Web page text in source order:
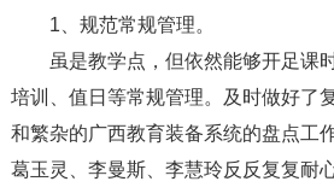
1、规范常规管理。
虽是教学点，但依然能够开足课
培训、值日等常规管理。及时做好了
和繁杂的广西教育装备系统的盘点工
葛玉灵、李曼斯、李慧玲反反复复耐